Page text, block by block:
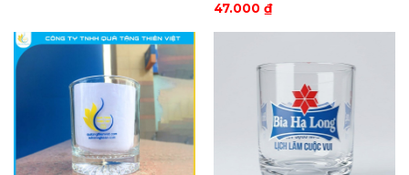
47.000 ₫